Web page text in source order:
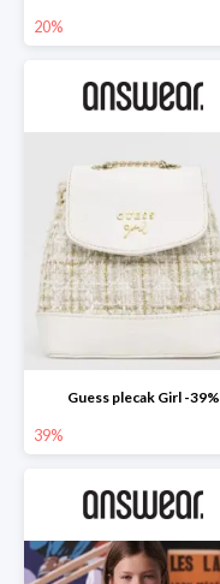
20%
Guess plecak Girl -39%
39%